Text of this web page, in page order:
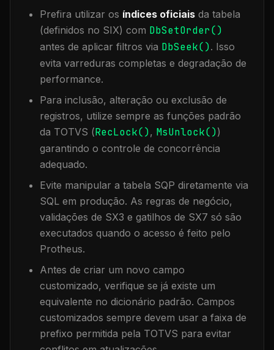
Prefira utilizar os índices oficiais da tabela
(definidos no SIX) com DbSetOrder()
antes de aplicar filtros via DbSeek(). Isso
evita varreduras completas e degradação de
performance.
Para inclusão, alteração ou exclusão de
registros, utilize sempre as funções padrão
da TOTVS (RecLock(), MsUnlock())
garantindo o controle de concorrência
adequado.
Evite manipular a tabela SQP diretamente via
SQL em produção. As regras de negócio,
validações de SX3 e gatilhos de SX7 só são
executados quando o acesso é feito pelo
Protheus.
Antes de criar um novo campo
customizado, verifique se já existe um
equivalente no dicionário padrão. Campos
customizados sempre devem usar a faixa de
prefixo permitida pela TOTVS para evitar